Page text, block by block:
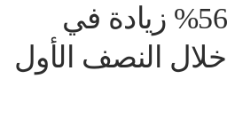
المتحد يحقق 56% زيادة في
النصف الأول